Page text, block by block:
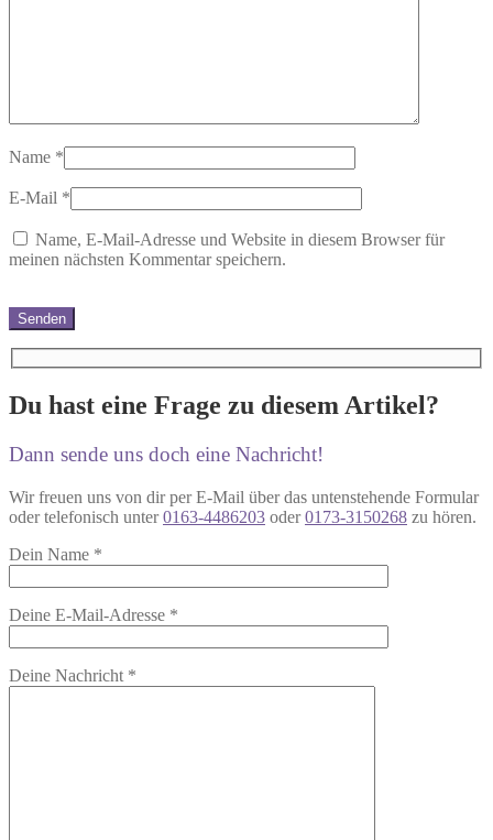
Name *
E-Mail *
Name, E-Mail-Adresse und Website in diesem Browser für
meinen nächsten Kommentar speichern.
Du hast eine Frage zu diesem Artikel?
Dann sende uns doch eine Nachricht!
Wir freuen uns von dir per E-Mail über das untenstehende Formular
oder telefonisch unter0163-4486203 oder0173-3150268 zu hören.
Dein Name *
Deine E-Mail-Adresse *
Deine Nachricht *